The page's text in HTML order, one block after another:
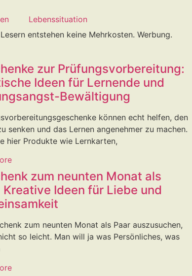
Lebenssituation
entstehen keine Mehrkosten. Werbung.
zur Prüfungsvorbereitung:
Ideen für Lernende und
Bewältigung
können echt helfen, den
senken und das Lernen angenehmer zu machen.
hier Produkte wie Lernkarten,
zum neunten Monat als
Kreative Ideen für Liebe und
zum neunten Monat als Paar auszusuchen,
so leicht. Man will ja was Persönliches, was